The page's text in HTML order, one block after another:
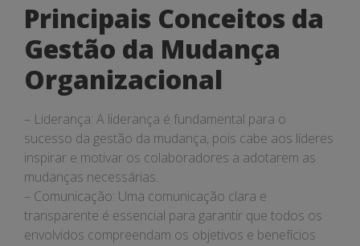
Principais Conceitos da
Gestão da Mudança
Organizacional
– Liderança: A liderança é fundamental para o
sucesso da gestão da mudança, pois cabe aos líderes
inspirar e motivar os colaboradores a adotarem as
mudanças necessárias.
– Comunicação: Uma comunicação clara e
transparente é essencial para garantir que todos os
envolvidos compreendam os objetivos e benefícios